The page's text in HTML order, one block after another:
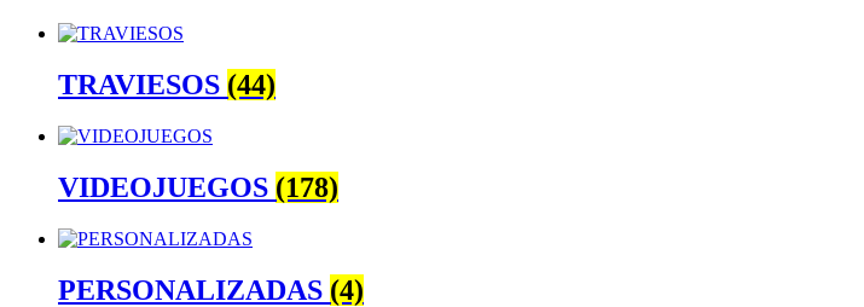
TRAVIESOS (44)
VIDEOJUEGOS (178)
PERSONALIZADAS (4)